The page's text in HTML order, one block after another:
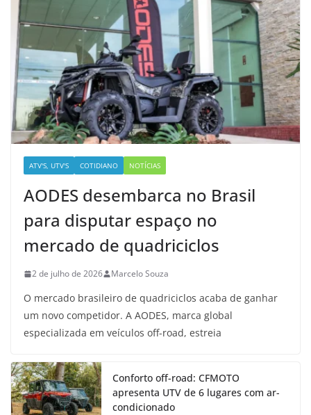
ATV'S, UTV'S COTIDIANO NOTÍCIAS
AODES desembarca no Brasil
para disputar espaço no
mercado de quadriciclos
2 de julho de 2026 Marcelo Souza
O mercado brasileiro de quadriciclos acaba de ganhar
um novo competidor. A AODES, marca global
especializada em veículos off-road, estreia
Conforto off-road: CFMOTO
apresenta UTV de 6 lugares com ar-
condicionado